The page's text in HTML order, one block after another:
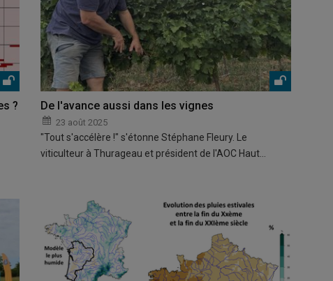
? De l'avance aussi dans les vignes
23 août 2025
"Tout s'accélère !" s'étonne Stéphane Fleury. Le
viticulteur à Thurageau et président de l'AOC Haut…